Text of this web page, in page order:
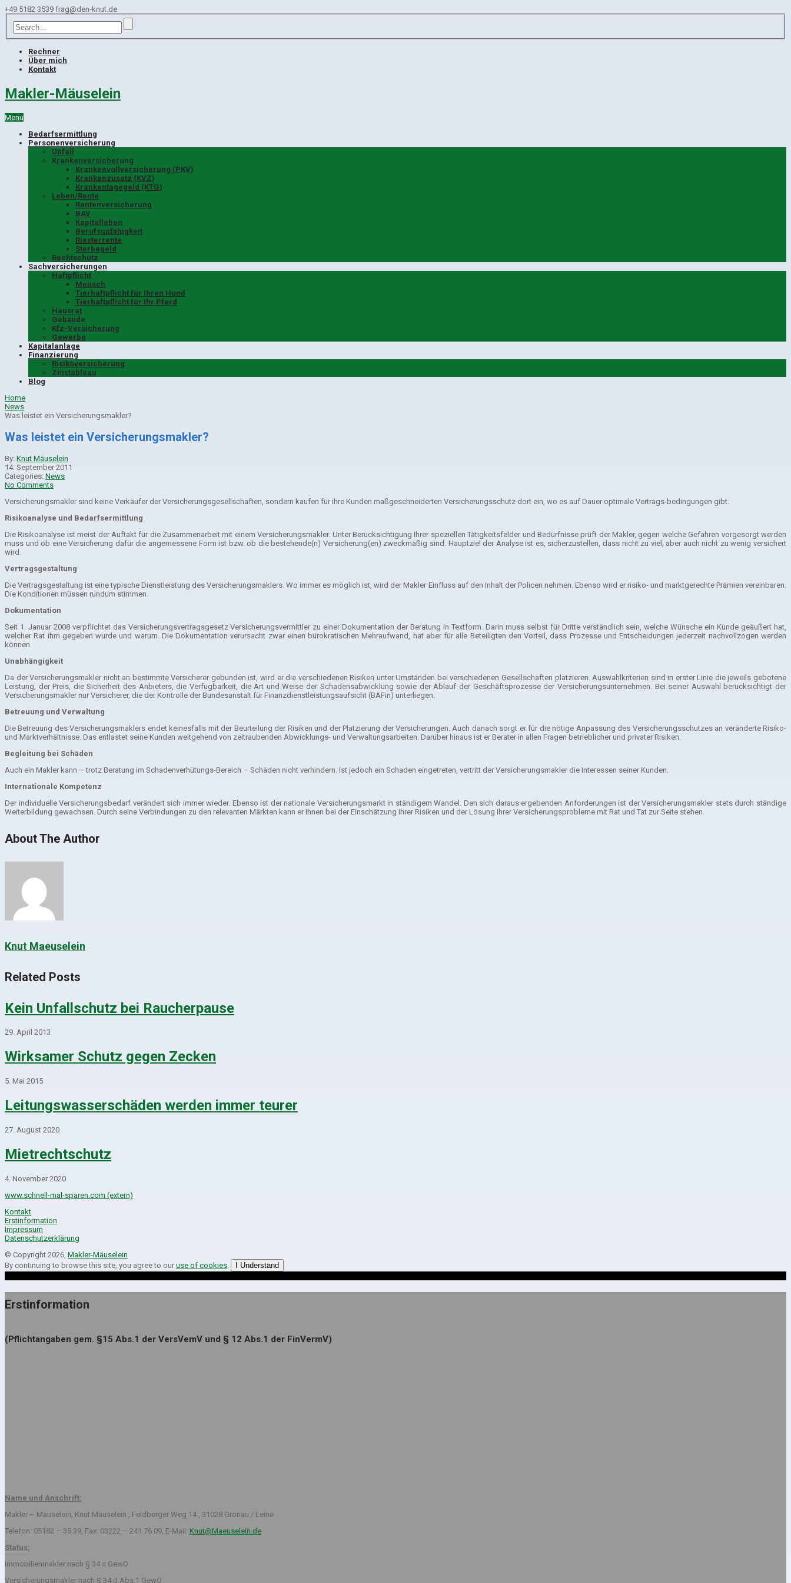
+49 5182 3539 frag@den-knut.de
Rechner
Über mich
Kontakt
Makler-Mäuselein
Menu
Bedarfsermittlung
Personenversicherung
Unfall
Krankenversicherung
Krankenvollversicherung (PKV)
Krankenzusatz (KVZ)
Krankentagegeld (KTG)
Leben/Rente
Rentenversicherung
BAV
Kapitalleben
Berufsunfähigkeit
Riesterrente
Sterbegeld
Rechtschutz
Sachversicherungen
Haftpflicht
Mensch
Tierhaftpflicht für Ihren Hund
Tierhaftpflicht für Ihr Pferd
Hausrat
Gebäude
Kfz-Versicherung
Gewerbe
Kapitalanlage
Finanzierung
Risikoversicherung
Zinstableau
Blog
Home
News
Was leistet ein Versicherungsmakler?
Was leistet ein Versicherungsmakler?
By: Knut Mäuselein
14. September 2011
Categories: News
No Comments
Versicherungsmakler sind keine Verkäufer der Versicherungsgesellschaften, sondern kaufen für ihre Kunden maßgeschneiderten Versicherungsschutz dort ein, wo es auf Dauer optimale Vertrags-bedingungen gibt.
Risikoanalyse und Bedarfsermittlung
Die Risikoanalyse ist meist der Auftakt für die Zusammenarbeit mit einem Versicherungsmakler. Unter Berücksichtigung Ihrer speziellen Tätigkeitsfelder und Bedürfnisse prüft der Makler, gegen welche Gefahren vorgesorgt werden
muss und ob eine Versicherung dafür die angemessene Form ist bzw. ob die bestehende(n) Versicherung(en) zweckmäßig sind. Hauptziel der Analyse ist es, sicherzustellen, dass nicht zu viel, aber auch nicht zu wenig versichert
wird.
Vertragsgestaltung
Die Vertragsgestaltung ist eine typische Dienstleistung des Versicherungsmaklers. Wo immer es möglich ist, wird der Makler Einfluss auf den Inhalt der Policen nehmen. Ebenso wird er risiko- und marktgerechte Prämien vereinbaren.
Die Konditionen müssen rundum stimmen.
Dokumentation
Seit 1. Januar 2008 verpflichtet das Versicherungsvertragsgesetz Versicherungsvermittler zu einer Dokumentation der Beratung in Textform. Darin muss selbst für Dritte verständlich sein, welche Wünsche ein Kunde geäußert hat,
welcher Rat ihm gegeben wurde und warum. Die Dokumentation verursacht zwar einen bürokratischen Mehraufwand, hat aber für alle Beteiligten den Vorteil, dass Prozesse und Entscheidungen jederzeit nachvollzogen werden
können.
Unabhängigkeit
Da der Versicherungsmakler nicht an bestimmte Versicherer gebunden ist, wird er die verschiedenen Risiken unter Umständen bei verschiedenen Gesellschaften platzieren. Auswahlkriterien sind in erster Linie die jeweils gebotene
Leistung, der Preis, die Sicherheit des Anbieters, die Verfügbarkeit, die Art und Weise der Schadensabwicklung sowie der Ablauf der Geschäftsprozesse der Versicherungsunternehmen. Bei seiner Auswahl berücksichtigt der
Versicherungsmakler nur Versicherer, die der Kontrolle der Bundesanstalt für Finanzdienstleistungsaufsicht (BAFin) unterliegen.
Betreuung und Verwaltung
Die Betreuung des Versicherungsmaklers endet keinesfalls mit der Beurteilung der Risiken und der Platzierung der Versicherungen. Auch danach sorgt er für die nötige Anpassung des Versicherungsschutzes an veränderte Risiko-
und Marktverhältnisse. Das entlastet seine Kunden weitgehend von zeitraubenden Abwicklungs- und Verwaltungsarbeiten. Darüber hinaus ist er Berater in allen Fragen betrieblicher und privater Risiken.
Begleitung bei Schäden
Auch ein Makler kann – trotz Beratung im Schadenverhütungs-Bereich – Schäden nicht verhindern. Ist jedoch ein Schaden eingetreten, vertritt der Versicherungsmakler die Interessen seiner Kunden.
Internationale Kompetenz
Der individuelle Versicherungsbedarf verändert sich immer wieder. Ebenso ist der nationale Versicherungsmarkt in ständigem Wandel. Den sich daraus ergebenden Anforderungen ist der Versicherungsmakler stets durch ständige
Weiterbildung gewachsen. Durch seine Verbindungen zu den relevanten Märkten kann er Ihnen bei der Einschätzung Ihrer Risiken und der Lösung Ihrer Versicherungsprobleme mit Rat und Tat zur Seite stehen.
About The Author
Knut Maeuselein
Related Posts
Kein Unfallschutz bei Raucherpause
29. April 2013
Wirksamer Schutz gegen Zecken
5. Mai 2015
Leitungswasserschäden werden immer teurer
27. August 2020
Mietrechtschutz
4. November 2020
www.schnell-mal-sparen.com (extern)
Kontakt
Erstinformation
Impressum
Datenschutzerklärung
© Copyright 2026, Makler-Mäuselein
By continuing to browse this site, you agree to our use of cookies I Understand
Erstinformation
(Pflichtangaben gem. §15 Abs.1 der VersVemV und § 12 Abs.1 der FinVermV)
Name und Anschrift:
Makler – Mäuselein, Knut Mäuselein , Feldberger Weg 14 , 31028 Gronau / Leine
Telefon: 05182 – 35 39, Fax: 03222 – 241 76 09, E-Mail: Knut@Maeuselein.de
Status:
Immobilienmakler nach § 34 c GewO
Versicherungsmakler nach § 34 d Abs.1 GewO